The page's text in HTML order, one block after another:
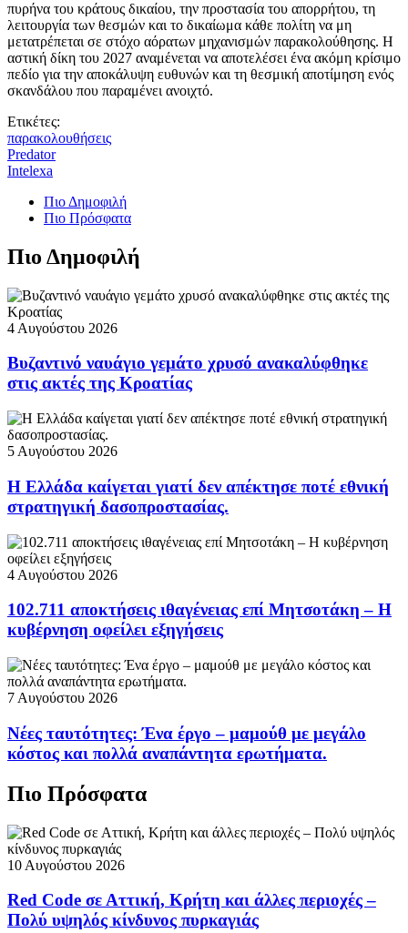
πυρήνα του κράτους δικαίου, την προστασία του απορρήτου, τη
λειτουργία των θεσμών και το δικαίωμα κάθε πολίτη να μη
μετατρέπεται σε στόχο αόρατων μηχανισμών παρακολούθησης. Η
αστική δίκη του 2027 αναμένεται να αποτελέσει ένα ακόμη κρίσιμο
πεδίο για την αποκάλυψη ευθυνών και τη θεσμική αποτίμηση ενός
σκανδάλου που παραμένει ανοιχτό.
Ετικέτες:
παρακολουθήσεις
Predator
Intelexa
Πιο Δημοφιλή
Πιο Πρόσφατα
Πιο Δημοφιλή
4 Αυγούστου 2026
Βυζαντινό ναυάγιο γεμάτο χρυσό ανακαλύφθηκε
στις ακτές της Κροατίας
5 Αυγούστου 2026
Η Ελλάδα καίγεται γιατί δεν απέκτησε ποτέ εθνική
στρατηγική δασοπροστασίας.
4 Αυγούστου 2026
102.711 αποκτήσεις ιθαγένειας επί Μητσοτάκη – Η
κυβέρνηση οφείλει εξηγήσεις
7 Αυγούστου 2026
Νέες ταυτότητες: Ένα έργο – μαμούθ με μεγάλο
κόστος και πολλά αναπάντητα ερωτήματα.
Πιο Πρόσφατα
10 Αυγούστου 2026
Red Code σε Αττική, Κρήτη και άλλες περιοχές –
Πολύ υψηλός κίνδυνος πυρκαγιάς